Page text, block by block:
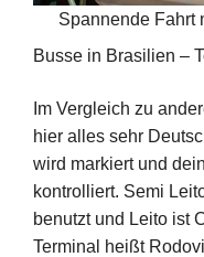
Spannende Fahrt
Busse in Brasilien –
Im Vergleich zu
hier alles sehr
wird markiert und
kontrolliert. Semi
benutzt und Leito ist
Terminal heißt